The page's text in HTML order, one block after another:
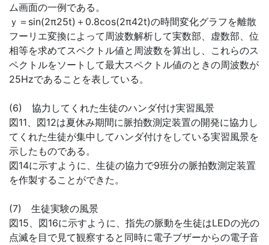
ム画面の一例である。
ｙ＝sin(2π25t)＋0.8cos(2π42t)の時間変化グラフを離散
フーリエ変換によって周波数解析して実数部、虚数部、位
相等を求めてスペクトル値と周波数を算出し、これらのス
ペクトルをソートして最大スペクトル値のときの周波数が
25Hzであることを表している。
(6) 協力してくれた生徒のハンダ付け実習風景
図11、図12は夏休み期間に脈拍数測定装置の開発に協力し
てくれた生徒が集中してハンダ付けをしている実習風景を
示したものである。
図14に示すように、生徒の協力で9班分の脈拍数測定装置
を作製することができた。
(7) 生徒実験の風景
図15、図16に示すように、指先の脈動を生徒はLEDの光の
点滅を目で見て観察すると同時に電子ブザーからの電子音